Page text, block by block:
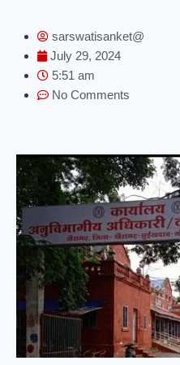
sarswatisanket@
July 29, 2024
5:51 am
No Comments